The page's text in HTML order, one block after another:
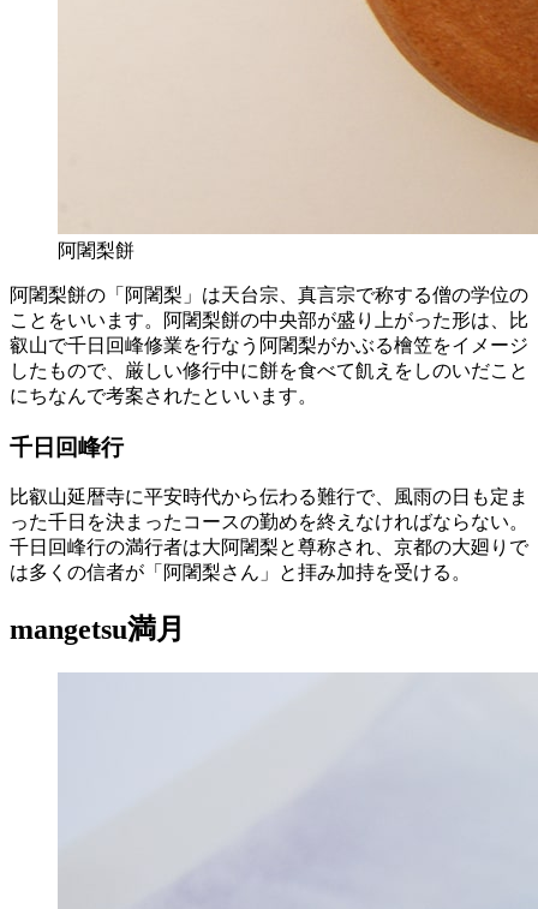
阿闍梨餅
阿闍梨餅の「阿闍梨」は天台宗、真言宗で称する僧の学位の
ことをいいます。阿闍梨餅の中央部が盛り上がった形は、比
叡山で千日回峰修業を行なう阿闍梨がかぶる檜笠をイメージ
したもので、厳しい修行中に餅を食べて飢えをしのいだこと
にちなんで考案されたといいます。
千日回峰行
比叡山延暦寺に平安時代から伝わる難行で、風雨の日も定ま
った千日を決まったコースの勤めを終えなければならない。
千日回峰行の満行者は大阿闍梨と尊称され、京都の大廻りで
は多くの信者が「阿闍梨さん」と拝み加持を受ける。
mangetsu満月